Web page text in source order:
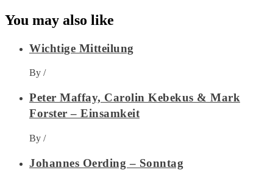
You may also like
Wichtige Mitteilung
By /
Peter Maffay, Carolin Kebekus & Mark
Forster – Einsamkeit
By /
Johannes Oerding – Sonntag